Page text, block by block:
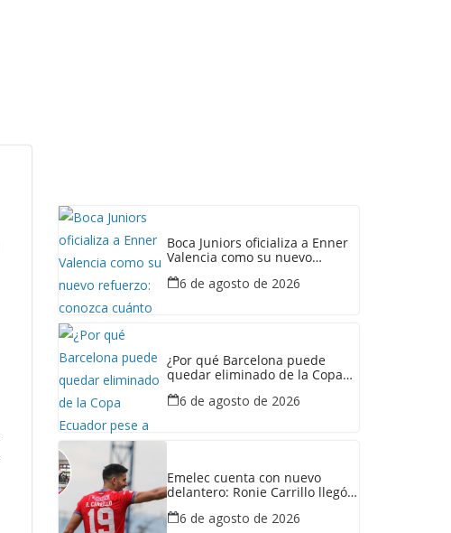
Boca Juniors oficializa a Enner
Valencia como su nuevo
ganaría el ecuatoriano
6 de agosto de 2026
¿Por qué Barcelona puede
quedar eliminado de la Copa
derrotado a Liga de Portoviejo?
6 de agosto de 2026
Emelec cuenta con nuevo
delantero: Ronie Carrillo llegó a
Bombillo
6 de agosto de 2026